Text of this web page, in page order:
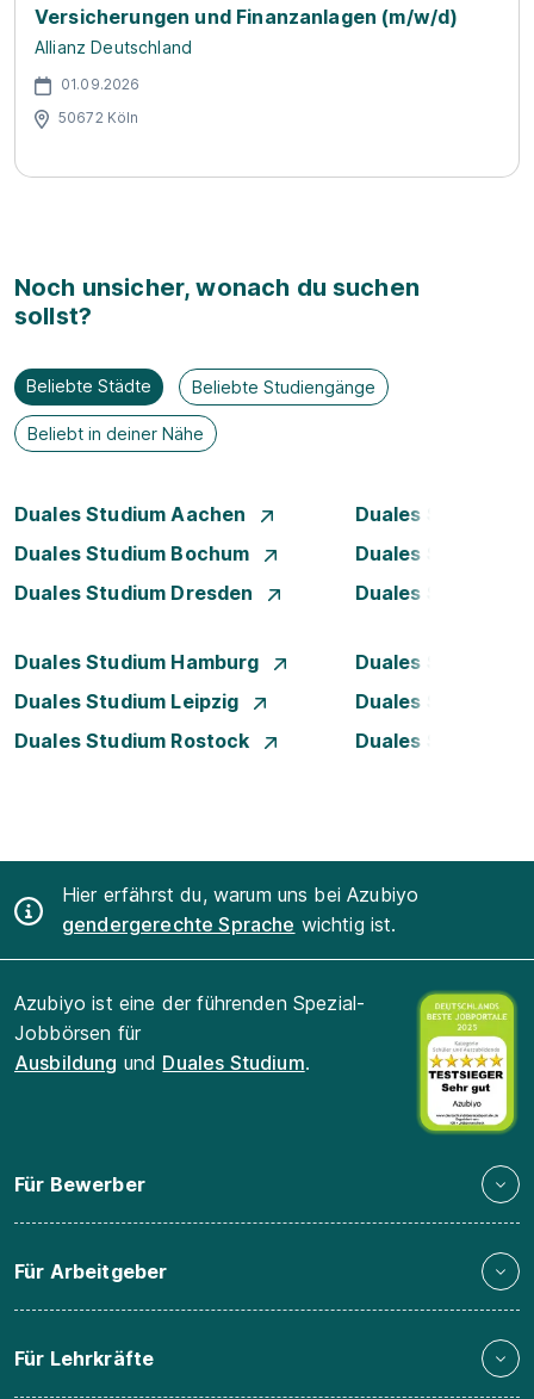
Versicherungen und Finanzanlagen (m/w/d)
Allianz Deutschland
01.09.2026
50672 Köln
Noch unsicher, wonach du suchen
sollst?
Beliebte Städte Beliebte Studiengänge
Beliebt in deiner Nähe
Duales Studium Aachen
Duales Studium
Duales Studium Bochum
Duales Studium
Duales Studium Dresden
Duales Studium
Duales Studium Hamburg
Duales Studium
Duales Studium Leipzig
Duales Studium
Duales Studium Rostock
Duales Studium
Hier erfährst du, warum uns bei Azubiyo
gendergerechte Sprache wichtig ist.
Azubiyo ist eine der führenden Spezial-
Jobbörsen für
Ausbildung und Duales Studium.
Für Bewerber
Für Arbeitgeber
Für Lehrkräfte